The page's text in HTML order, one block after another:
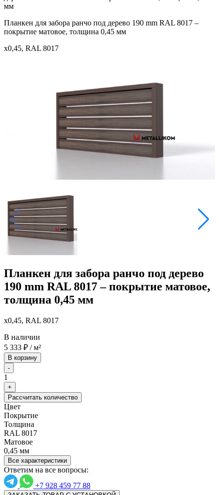
мм
Планкен для забора ранчо под дерево 190 mm RAL 8017 –
покрытие матовое, толщина 0,45 мм
x0,45, RAL 8017
Планкен для забора ранчо под дерево
190 mm RAL 8017 – покрытие матовое,
толщина 0,45 мм
x0,45, RAL 8017
В наличии
5 333 ₽ / м²
В корзину
-
1
+
Рассчитать количество
Цвет
Покрытие
Толщина
RAL 8017
Матовое
0,45 мм
Все характеристики
Ответим на все вопросы:
+7 928 459 77 88